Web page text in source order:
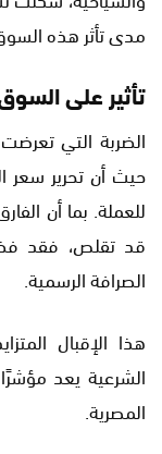
مدى تأثر هذه
تأثير على
الضربة التي
حيث أن تحرير
للعملة. بما أن
قد تقلص، فقد
الصرافة الرسمية.
هذا الإقبال
الشرعية يعد
المصرية.